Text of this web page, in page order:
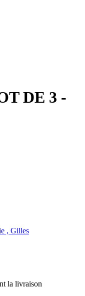
DE 3 -
, Gilles
la livraison